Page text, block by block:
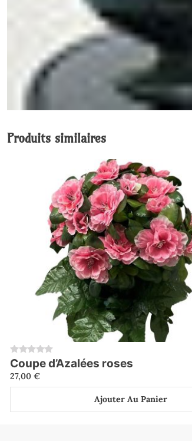
Produits similaires
0
Coupe d’Azalées roses
27,00 €
Ajouter Au Panier